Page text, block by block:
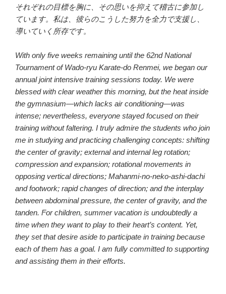
それぞれの目標を胸に、その思いを抑えて稽古に参加し
ています。私は、彼らのこうした努力を全力で支援し、
導いていく所存です。
With only five weeks remaining until the 62nd National
Tournament of Wado-ryu Karate-do Renmei, we began our
annual joint intensive training sessions today. We were
blessed with clear weather this morning, but the heat inside
the gymnasium—which lacks air conditioning—was
intense; nevertheless, everyone stayed focused on their
training without faltering. I truly admire the students who join
me in studying and practicing challenging concepts: shifting
the center of gravity; external and internal leg rotation;
compression and expansion; rotational movements in
opposing vertical directions; Mahanmi-no-neko-ashi-dachi
and footwork; rapid changes of direction; and the interplay
between abdominal pressure, the center of gravity, and the
tanden. For children, summer vacation is undoubtedly a
time when they want to play to their heart’s content. Yet,
they set that desire aside to participate in training because
each of them has a goal. I am fully committed to supporting
and assisting them in their efforts.